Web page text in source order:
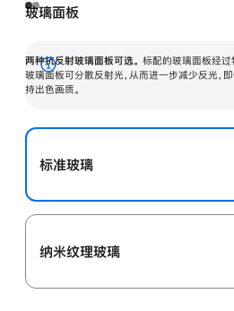
玻璃面板
两种抗反射玻璃面板可选。 标配的玻璃面板经过
玻璃面板可分散反射光，从而进一步减少反光，
持出色画质。
展
开
标准玻璃
纳米纹理玻璃